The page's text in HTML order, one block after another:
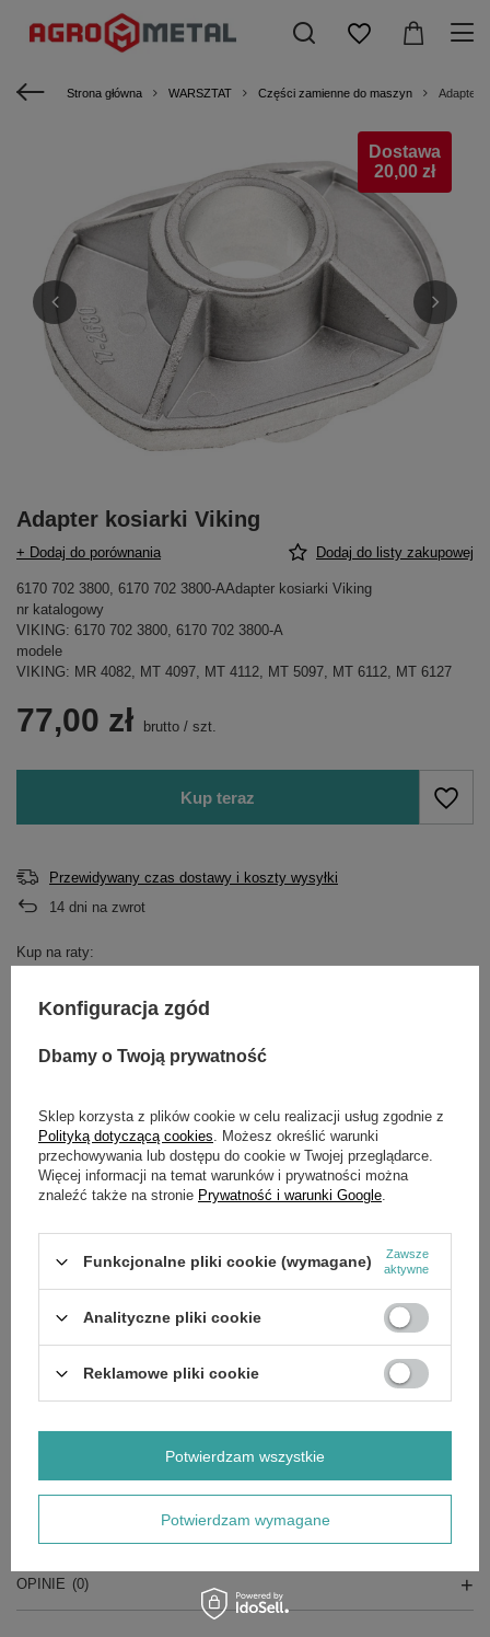
Strona główna WARSZTAT Części zamienne do maszyn Adapter
Dostawa
20,00 zł
Adapter kosiarki Viking
+ Dodaj do porównania Dodaj do listy zakupowej
6170 702 3800, 6170 702 3800-AAdapter kosiarki Viking
nr katalogowy
VIKING: 6170 702 3800, 6170 702 3800-A
modele
VIKING: MR 4082, MT 4097, MT 4112, MT 5097, MT 6112, MT 6127
77,00 zł brutto / szt.
Kup teraz
Przewidywany czas dostawy i koszty wysyłki
14 dni na zwrot
Kup na raty:
Potrzebujesz pomocy? Masz pytania?
Zadaj pytanie a my odpowiemy niezwłocznie,
najciekawsze pytania i odpowiedzi publikując
dla innych.
Zadaj pytanie
Adapter kosiarki Viking
VIKING: 6170 702 3800, 6170 702 3800-A
VIKING: MR 4082, MT 4097, MT 4112, MT 5097, MT 6112, MT
OPINIE (0)
Konfiguracja zgód
Dbamy o Twoją prywatność
Sklep korzysta z plików cookie w celu realizacji usług zgodnie z
Polityką dotyczącą cookies . Możesz określić warunki
przechowywania lub dostępu do cookie w Twojej przeglądarce.
Więcej informacji na temat warunków i prywatności można
znaleźć także na stronie Prywatność i warunki Google
Funkcjonalne pliki cookie (wymagane)
Zawsze
aktywne
Analityczne pliki cookie
Reklamowe pliki cookie
Potwierdzam wymagane
Potwierdzam wszystkie